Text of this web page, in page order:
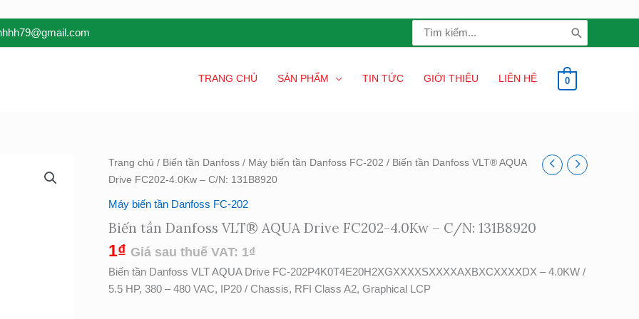
Search
for:
TRANG CHỦ SẢN PHẨM TIN TỨC GIỚI THIỆU LIÊN HỆ 0
Trang chủ / Biến tần Danfoss / Máy biến tần Danfoss FC-202 / Biến tần Danfoss VLT® AQUA
Drive FC202-4.0Kw – C/N: 131B8920
Máy biến tần Danfoss FC-202
Biến tần Danfoss VLT® AQUA Drive FC202-4.0Kw – C/N: 131B8920
1₫ Giá sau thuế VAT: 1₫
Biến tần Danfoss VLT AQUA Drive FC-202P4K0T4E20H2XGXXXXSXXXXAXBXCXXXXDX – 4.0KW /
5.5 HP, 380 – 480 VAC, IP20 / Chassis, RFI Class A2, Graphical LCP
Biến
tần
VLT®
AQUA
Drive
FC202-